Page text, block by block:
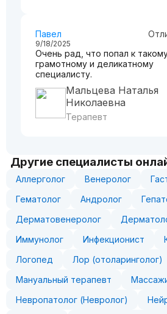
Павел
9/18/2025
Очень рад, что попал к
грамотному и деликатному
специалисту.
Мальцева Наталья
Николаевна
Терапевт
Другие специалисты
Аллерголог Венеролог
Гематолог
Андролог
Дерматовенеролог
Иммунолог
Инфекционист
Логопед
Лор (отоларинголог)
Мануальный терапевт
Невропатолог (Невролог)